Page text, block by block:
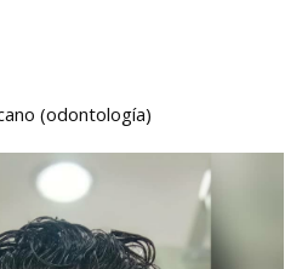
(odontología)